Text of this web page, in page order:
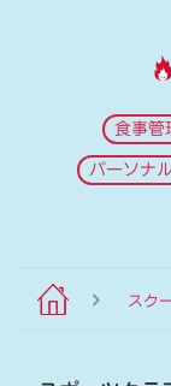
食事管
パーソナ
スク